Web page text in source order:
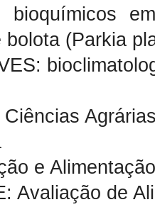
bioquímicos
(Parkia
e
Avaliação de